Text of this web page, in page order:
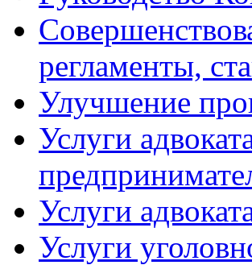
регламенты,
Улучшение
Услуги
Услуги
Услуги